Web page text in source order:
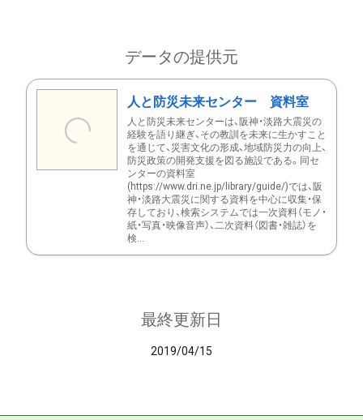
データの提供元
人と防災未来センター 資料室
人と防災未来センターは、阪神・淡路大震災の
経験を語り継ぎ、その教訓を未来に生かすこと
を通じて、災害文化の形成、地域防災力の向上、
防災政策の開発支援を図る施設である。同セ
ンターの資料室
(https://www.dri.ne.jp/library/guide/)では、阪
神・淡路大震災に関する資料を中心に収集・保
存しており、検索システムでは一次資料（モノ・
紙・写真・映像音声）、二次資料（図書・雑誌）を
検...
最終更新日
2019/04/15